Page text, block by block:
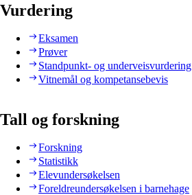
Vurdering
Eksamen
Prøver
Standpunkt- og underveisvurdering
Vitnemål og kompetansebevis
Tall og forskning
Forskning
Statistikk
Elevundersøkelsen
Foreldreundersøkelsen i barnehage